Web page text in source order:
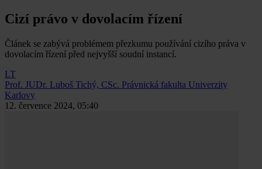
Cizí právo v dovolacím řízení
Článek se zabývá problémem přezkumu používání cizího práva v
dovolacím řízení před nejvyšší soudní instancí.
LT
Prof. JUDr. Luboš Tichý, CSc. Právnická fakulta Univerzity
Karlovy
12. července 2024, 05:40